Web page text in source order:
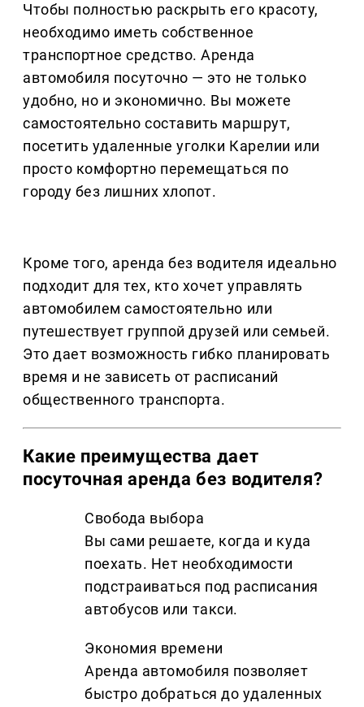
Чтобы полностью раскрыть его красоту,
необходимо иметь собственное
транспортное средство. Аренда
автомобиля посуточно — это не только
удобно, но и экономично. Вы можете
самостоятельно составить маршрут,
посетить удаленные уголки Карелии или
просто комфортно перемещаться по
городу без лишних хлопот.
Кроме того, аренда без водителя идеально
подходит для тех, кто хочет управлять
автомобилем самостоятельно или
путешествует группой друзей или семьей.
Это дает возможность гибко планировать
время и не зависеть от расписаний
общественного транспорта.
Какие преимущества дает
посуточная аренда без водителя?
Свобода выбора
Вы сами решаете, когда и куда
поехать. Нет необходимости
подстраиваться под расписания
автобусов или такси.
Экономия времени
Аренда автомобиля позволяет
быстро добраться до удаленных